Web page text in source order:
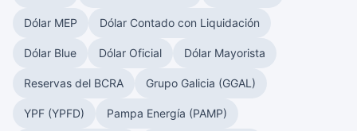
Dólar MEP Dólar Contado con Liquidación
Dólar Blue Dólar Oficial Dólar Mayorista
Reservas del BCRA Grupo Galicia (GGAL)
YPF (YPFD) Pampa Energía (PAMP)